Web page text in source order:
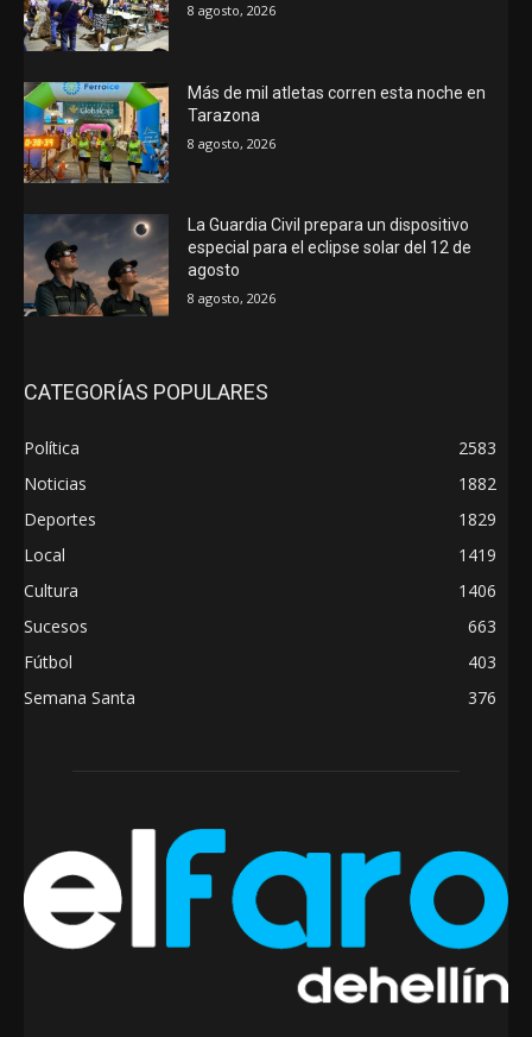
8 agosto, 2026
Más de mil atletas corren esta noche en
Tarazona
8 agosto, 2026
La Guardia Civil prepara un dispositivo
especial para el eclipse solar del 12 de
agosto
8 agosto, 2026
CATEGORÍAS POPULARES
Política
2583
Noticias
1882
Deportes
1829
Local
1419
Cultura
1406
Sucesos
663
Fútbol
403
Semana Santa
376